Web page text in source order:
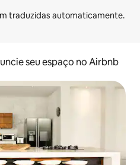
seu espaço no Airbnb